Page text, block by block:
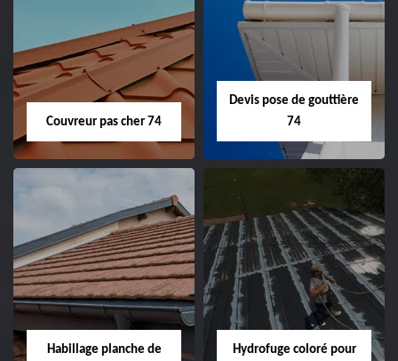
Couvreur pas cher 74
Devis pose de gouttière
74
Habillage planche de
Hydrofuge coloré pour